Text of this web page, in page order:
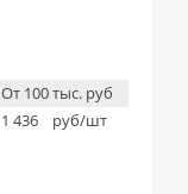
От 100 тыс. руб
1 436
руб/шт